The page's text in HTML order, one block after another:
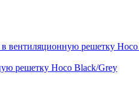
решетку Hoco Black/Grey